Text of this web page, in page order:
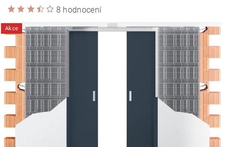
8 hodnocení
Akce